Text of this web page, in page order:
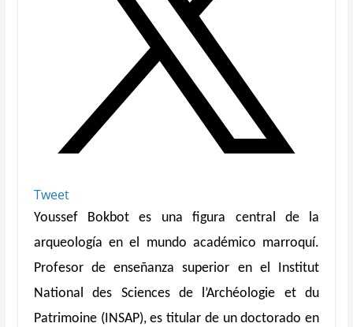
Tweet
Youssef Bokbot es una figura central de la
arqueología en el mundo académico marroquí.
Profesor de enseñanza superior en el Institut
National des Sciences de l’Archéologie et du
Patrimoine (INSAP), es titular de un doctorado en